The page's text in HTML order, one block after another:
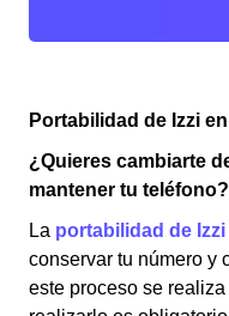
Portabilidad de Izzi
¿Quieres cambiarte
mantener tu teléfono?
La portabilidad de Izzi
conservar tu número y
este proceso se